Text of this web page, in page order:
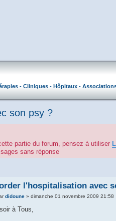
- Cliniques - Hôpitaux -
son psy ?
partie du forum, pensez à utiliser
sans réponse
l'hospitalisation avec
didoune» dimanche 01 novembre 2009 21:58
à Tous,